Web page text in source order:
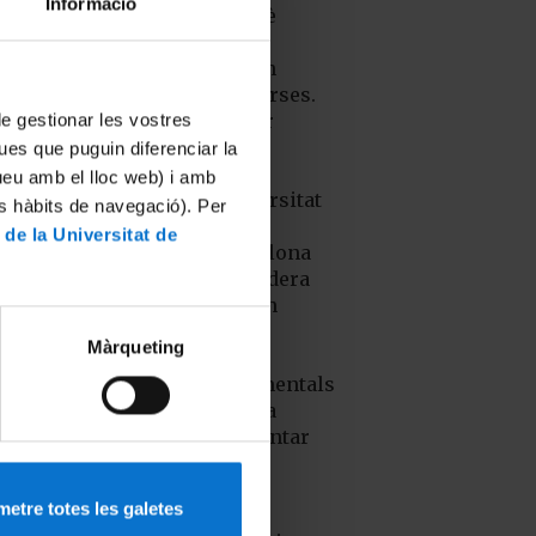
gestionar les vostres
que puguin diferenciar la
amb el lloc web) i amb
hàbits de navegació). Per
la Universitat de
Màrqueting
totes les galetes
en què
es
troben
immerses.
És per
això,
que la
Universitat
Barcelona
considera
que un
fonamentals
que ha
d’orientar
totes